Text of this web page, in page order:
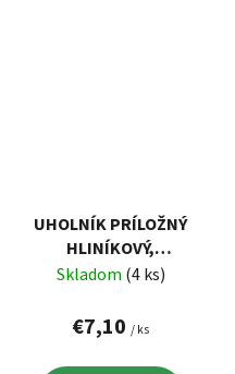
UHOLNÍK PRÍLOŽNÝ
HLINÍKOVÝ,
400MMX210MM
Skladom (4 ks)
€7,10 / ks